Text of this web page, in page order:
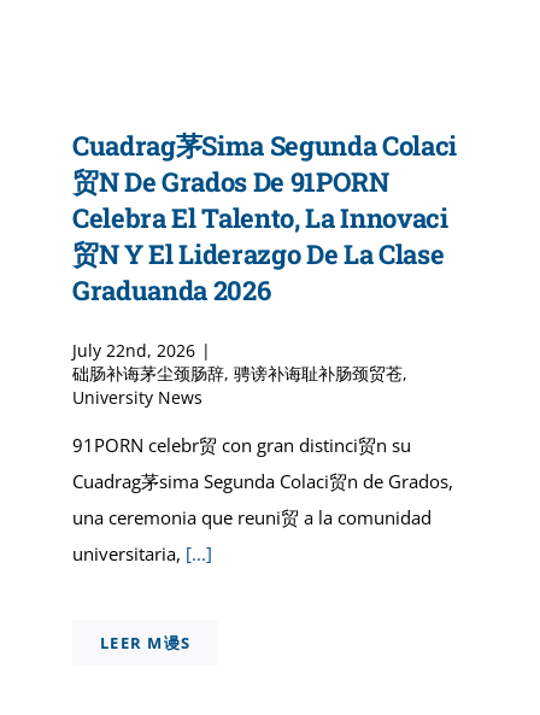
Cuadrag茅sima Segunda Colaci
贸n De Grados De 91PORN
Celebra El Talento, La Innovaci
贸n Y El Liderazgo De La Clase
Graduanda 2026
July 22nd, 2026 |
础肠补诲茅尘颈肠辞, 骋谤补诲耻补肠颈贸苍,
University News
91PORN celebr贸 con gran distinci贸n su
Cuadrag茅sima Segunda Colaci贸n de Grados,
una ceremonia que reuni贸 a la comunidad
universitaria, [...]
LEER M谩S